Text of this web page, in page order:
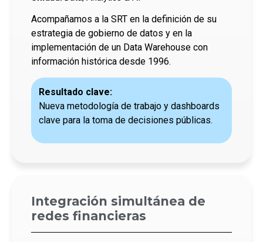
Acompañamos a la SRT en la definición de su
estrategia de gobierno de datos y en la
implementación de un Data Warehouse con
información histórica desde 1996.
Resultado clave:
Nueva metodología de trabajo y dashboards
clave para la toma de decisiones públicas.
Integración simultánea de
redes financieras